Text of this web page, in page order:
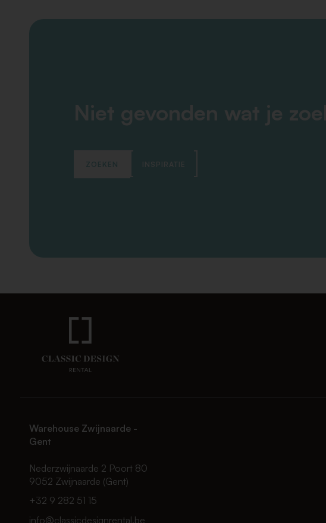
Niet gevonden wat je
ZOEKEN INSPIRATIE
Warehouse Zwijnaarde -
Gent
Nederzwijnaarde 2 Poort 80
9052 Zwijnaarde (Gent)
+32 9 282 51 15
info@classicdesignrental.be